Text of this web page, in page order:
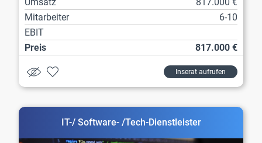
Mitarbeiter
6-10
EBIT
Preis
817.000 €
Inserat aufrufen
IT-/ Software- /Tech-Dienstleister